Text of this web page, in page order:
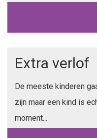
Extra verlof
De meeste kinderen
zijn maar een kind is
moment...